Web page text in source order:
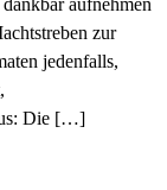
zur
jedenfalls,
Die […]